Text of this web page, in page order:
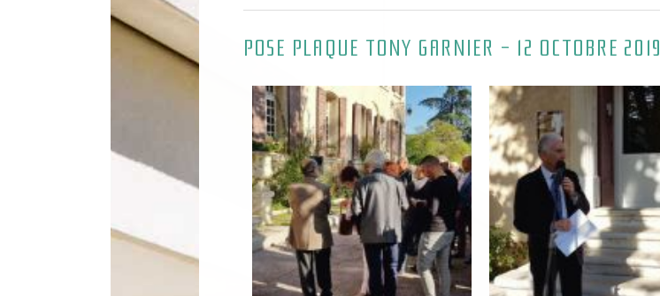
POSE PLAQUE TONY GARNIER - 12 OCTOBRE 2019